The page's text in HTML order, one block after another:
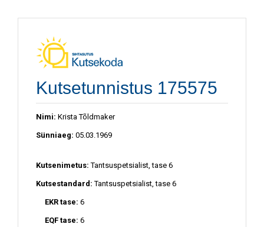
Kutsetunnistus 175575
Nimi: Krista Tõldmaker
Sünniaeg: 05.03.1969
Kutsenimetus:Tantsuspetsialist, tase 6
Kutsestandard:Tantsuspetsialist, tase 6
EKR tase: 6
EQF tase: 6